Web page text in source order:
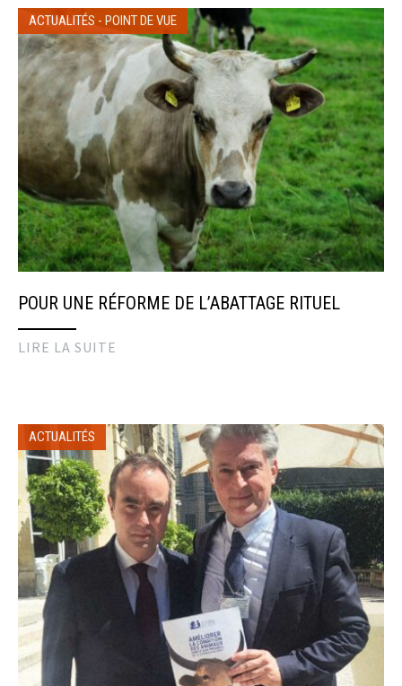
ACTUALITÉS - POINT DE VUE
POUR UNE RÉFORME DE L’ABATTAGE RITUEL
LIRE LA SUITE
ACTUALITÉS